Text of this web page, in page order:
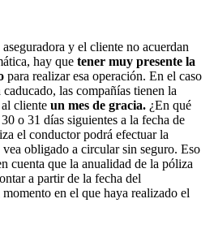
y el cliente no acuerdan
hay que tener muy presente la
para realizar esa operación. En el caso
las compañías tienen la
cliente un mes de gracia. ¿En qué
o 31 días siguientes a la fecha de
el conductor podrá efectuar la
obligado a circular sin seguro. Eso
cuenta que la anualidad de la póliza
a partir de la fecha del
en el que haya realizado el